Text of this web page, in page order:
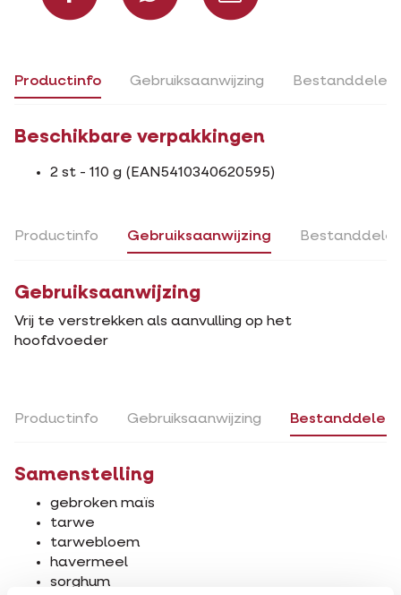
Productinfo Gebruiksaanwijzing Bestanddelen
Beschikbare verpakkingen
2 st - 110 g (EAN5410340620595)
Productinfo Gebruiksaanwijzing
Gebruiksaanwijzing
Vrij te verstrekken als aanvulling op het
hoofdvoeder
Productinfo Gebruiksaanwijzing Bestanddelen
Samenstelling
gebroken maïs
tarwe
tarwebloem
havermeel
sorghum